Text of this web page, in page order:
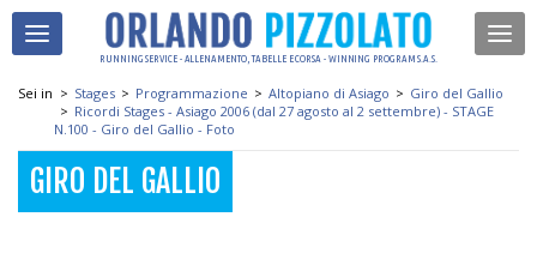
RUNNING SERVICE - ALLENAMENTO, TABELLE E CORSA - WINNING PROGRAM S.A.S.
Sei in > Stages > Programmazione > Altopiano di Asiago > Giro del Gallio
> Ricordi Stages - Asiago 2006 (dal 27 agosto al 2 settembre) - STAGE
N.100 - Giro del Gallio - Foto
GIRO DEL GALLIO